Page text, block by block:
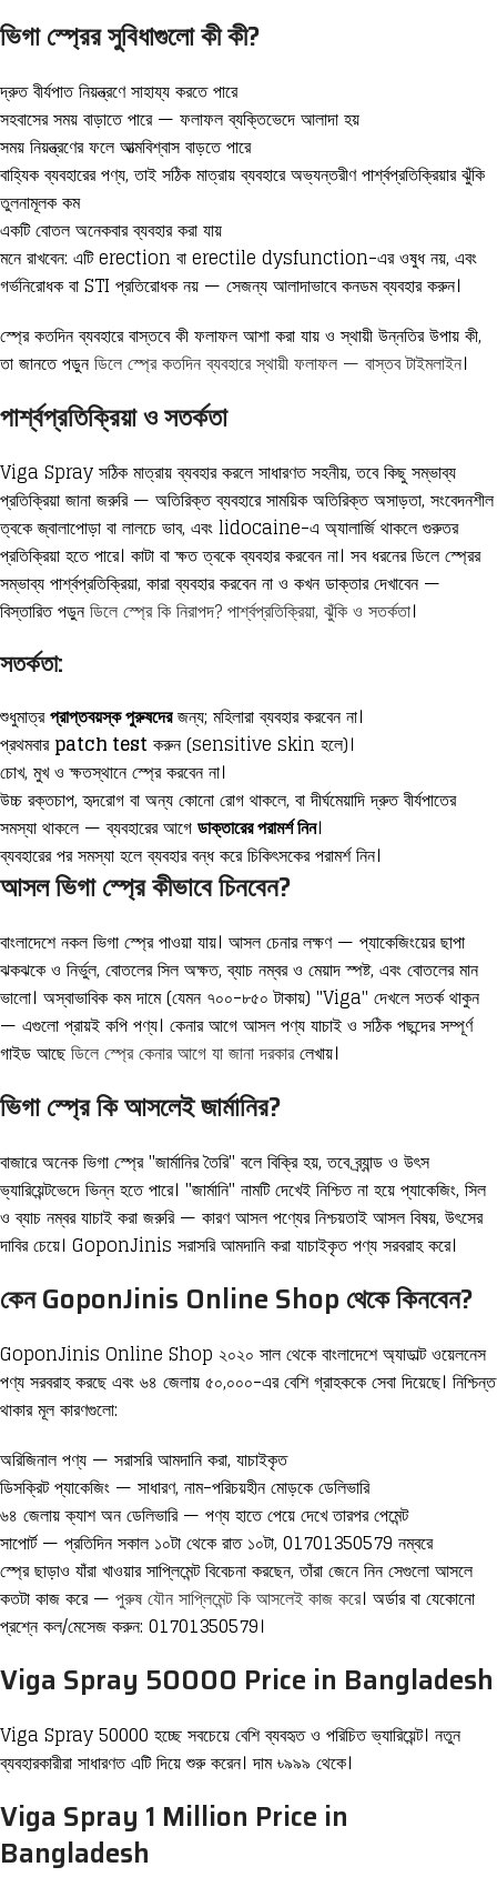
ভিগা স্প্রের সুবিধাগুলো কী কী?
দ্রুত বীর্যপাত নিয়ন্ত্রণে সাহায্য করতে পারে
সহবাসের সময় বাড়াতে পারে — ফলাফল ব্যক্তিভেদে আলাদা হয়
সময় নিয়ন্ত্রণের ফলে আত্মবিশ্বাস বাড়তে পারে
বাহ্যিক ব্যবহারের পণ্য, তাই সঠিক মাত্রায় ব্যবহারে অভ্যন্তরীণ পার্শ্বপ্রতিক্রিয়ার ঝুঁকি
তুলনামূলক কম
একটি বোতল অনেকবার ব্যবহার করা যায়
মনে রাখবেন: এটি erection বা erectile dysfunction-এর ওষুধ নয়, এবং
গর্ভনিরোধক বা STI প্রতিরোধক নয় — সেজন্য আলাদাভাবে কনডম ব্যবহার করুন।
স্প্রে কতদিন ব্যবহারে বাস্তবে কী ফলাফল আশা করা যায় ও স্থায়ী উন্নতির উপায় কী,
তা জানতে পড়ুনডিলে স্প্রে কতদিন ব্যবহারে স্থায়ী ফলাফল — বাস্তব টাইমলাইন।
পার্শ্বপ্রতিক্রিয়া ও সতর্কতা
Viga Spray সঠিক মাত্রায় ব্যবহার করলে সাধারণত সহনীয়, তবে কিছু সম্ভাব্য
প্রতিক্রিয়া জানা জরুরি — অতিরিক্ত ব্যবহারে সাময়িক অতিরিক্ত অসাড়তা, সংবেদনশীল
ত্বকে জ্বালাপোড়া বা লালচে ভাব, এবং lidocaine-এ অ্যালার্জি থাকলে গুরুতর
প্রতিক্রিয়া হতে পারে। কাটা বা ক্ষত ত্বকে ব্যবহার করবেন না। সব ধরনের ডিলে স্প্রের
সম্ভাব্য পার্শ্বপ্রতিক্রিয়া, কারা ব্যবহার করবেন না ও কখন ডাক্তার দেখাবেন —
বিস্তারিত পড়ুনডিলে স্প্রে কি নিরাপদ? পার্শ্বপ্রতিক্রিয়া, ঝুঁকি ও সতর্কতা।
সতর্কতা:
শুধুমাত্রপ্রাপ্তবয়স্ক পুরুষদেরজন্য; মহিলারা ব্যবহার করবেন না।
প্রথমবারpatch testকরুন (sensitive skin হলে)।
চোখ, মুখ ও ক্ষতস্থানে স্প্রে করবেন না।
উচ্চ রক্তচাপ, হৃদরোগ বা অন্য কোনো রোগ থাকলে, বা দীর্ঘমেয়াদি দ্রুত বীর্যপাতের
সমস্যা থাকলে — ব্যবহারের আগেডাক্তারের পরামর্শ নিন।
ব্যবহারের পর সমস্যা হলে ব্যবহার বন্ধ করে চিকিৎসকের পরামর্শ নিন।
আসল ভিগা স্প্রে কীভাবে চিনবেন?
বাংলাদেশে নকল ভিগা স্প্রে পাওয়া যায়। আসল চেনার লক্ষণ — প্যাকেজিংয়ের ছাপা
ঝকঝকে ও নির্ভুল, বোতলের সিল অক্ষত, ব্যাচ নম্বর ও মেয়াদ স্পষ্ট, এবং বোতলের মান
ভালো। অস্বাভাবিক কম দামে (যেমন ৭০০-৮৫০ টাকায়) "Viga" দেখলে সতর্ক থাকুন
— এগুলো প্রায়ই কপি পণ্য। কেনার আগে আসল পণ্য যাচাই ও সঠিক পছন্দের সম্পূর্ণ
গাইড আছেডিলে স্প্রে কেনার আগে যা জানা দরকারলেখায়।
ভিগা স্প্রে কি আসলেই জার্মানির?
বাজারে অনেক ভিগা স্প্রে "জার্মানির তৈরি" বলে বিক্রি হয়, তবে ব্র্যান্ড ও উৎস
ভ্যারিয়েন্টভেদে ভিন্ন হতে পারে। "জার্মানি" নামটি দেখেই নিশ্চিত না হয়ে প্যাকেজিং, সিল
ও ব্যাচ নম্বর যাচাই করা জরুরি — কারণ আসল পণ্যের নিশ্চয়তাই আসল বিষয়, উৎসের
দাবির চেয়ে। GoponJinis সরাসরি আমদানি করা যাচাইকৃত পণ্য সরবরাহ করে।
কেন GoponJinis Online Shop থেকে কিনবেন?
GoponJinis Online Shop ২০২০ সাল থেকে বাংলাদেশে অ্যাডাল্ট ওয়েলনেস
পণ্য সরবরাহ করছে এবং ৬৪ জেলায় ৫০,০০০-এর বেশি গ্রাহককে সেবা দিয়েছে। নিশ্চিন্ত
থাকার মূল কারণগুলো:
অরিজিনাল পণ্য — সরাসরি আমদানি করা, যাচাইকৃত
ডিসক্রিট প্যাকেজিং — সাধারণ, নাম-পরিচয়হীন মোড়কে ডেলিভারি
৬৪ জেলায় ক্যাশ অন ডেলিভারি — পণ্য হাতে পেয়ে দেখে তারপর পেমেন্ট
সাপোর্ট — প্রতিদিন সকাল ১০টা থেকে রাত ১০টা, 01701350579 নম্বরে
স্প্রে ছাড়াও যাঁরা খাওয়ার সাপ্লিমেন্ট বিবেচনা করছেন, তাঁরা জেনে নিন সেগুলো আসলে
কতটা কাজ করে — পুরুষ যৌন সাপ্লিমেন্ট কি আসলেই কাজ করে। অর্ডার বা যেকোনো
প্রশ্নে কল/মেসেজ করুন: 01701350579।
Viga Spray 50000 Price in Bangladesh
Viga Spray 50000 হচ্ছে সবচেয়ে বেশি ব্যবহৃত ও পরিচিত ভ্যারিয়েন্ট। নতুন
ব্যবহারকারীরা সাধারণত এটি দিয়ে শুরু করেন। দাম ৳৯৯৯ থেকে।
Viga Spray 1 Million Price in
Bangladesh